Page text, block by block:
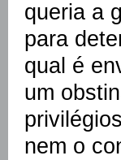
queria a
para
qual é
um
nem o